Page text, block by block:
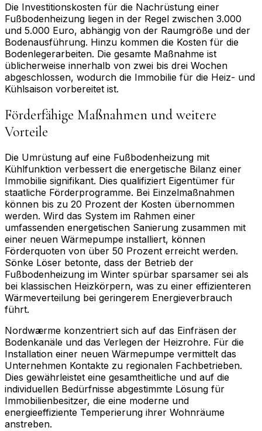
Die Investitionskosten für die Nachrüstung einer
Fußbodenheizung liegen in der Regel zwischen 3.000
und 5.000 Euro, abhängig von der Raumgröße und der
Bodenausführung. Hinzu kommen die Kosten für die
Bodenlegerarbeiten. Die gesamte Maßnahme ist
üblicherweise innerhalb von zwei bis drei Wochen
abgeschlossen, wodurch die Immobilie für die Heiz- und
Kühlsaison vorbereitet ist.
Förderfähige Maßnahmen und weitere
Vorteile
Die Umrüstung auf eine Fußbodenheizung mit
Kühlfunktion verbessert die energetische Bilanz einer
Immobilie signifikant. Dies qualifiziert Eigentümer für
staatliche Förderprogramme. Bei Einzelmaßnahmen
können bis zu 20 Prozent der Kosten übernommen
werden. Wird das System im Rahmen einer
umfassenden energetischen Sanierung zusammen mit
einer neuen Wärmepumpe installiert, können
Förderquoten von über 50 Prozent erreicht werden.
Sönke Löser betonte, dass der Betrieb der
Fußbodenheizung im Winter spürbar sparsamer sei als
bei klassischen Heizkörpern, was zu einer effizienteren
Wärmeverteilung bei geringerem Energieverbrauch
führt.
Nordwærme konzentriert sich auf das Einfräsen der
Bodenkanäle und das Verlegen der Heizrohre. Für die
Installation einer neuen Wärmepumpe vermittelt das
Unternehmen Kontakte zu regionalen Fachbetrieben.
Dies gewährleistet eine gesamtheitliche und auf die
individuellen Bedürfnisse abgestimmte Lösung für
Immobilienbesitzer, die eine moderne und
energieeffiziente Temperierung ihrer Wohnräume
anstreben.